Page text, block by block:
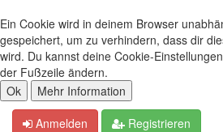
Ein Cookie wird in deinem Browser
gespeichert, um zu verhindern, dass dir
wird. Du kannst deine Cookie-
der Fußzeile ändern.
Anmelden Registrieren